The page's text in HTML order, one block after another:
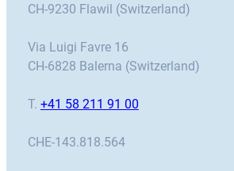
CH-9230 Flawil (Switzerland)
Via Luigi Favre 16
CH-6828 Balerna (Switzerland)
T. +41 58 211 91 00
CHE-143.818.564